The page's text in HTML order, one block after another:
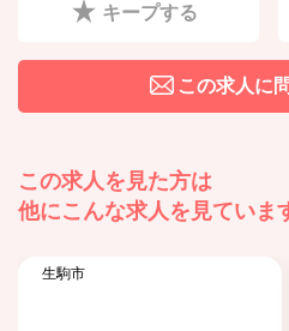
キープする
この求人に
この求人を見た方は
他にこんな求人を見ていま
生駒市